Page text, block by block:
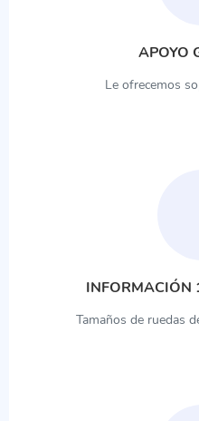
APOYO
Le ofrecemos
INFORMACIÓN
Tamaños de ruedas